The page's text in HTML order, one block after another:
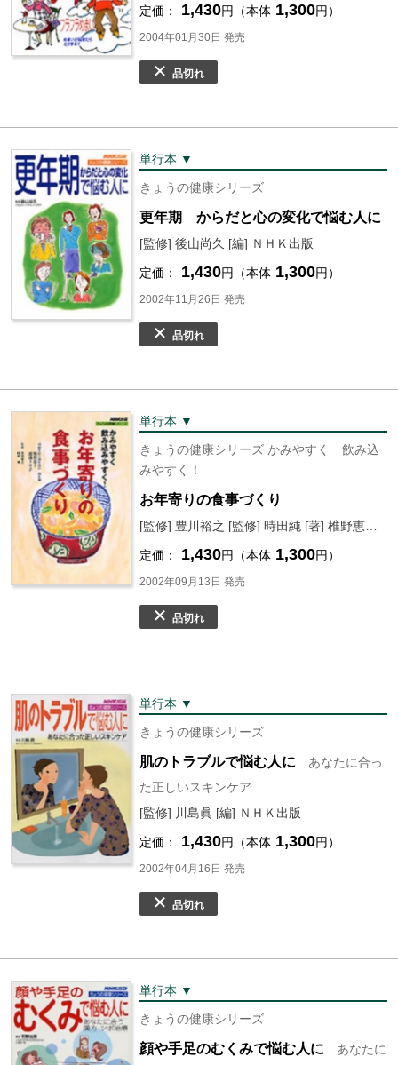
定価： 1,430円（本体 1,300円）
2004年01月30日 発売
品切れ
単行本 ▼
きょうの健康シリーズ
更年期 からだと心の変化で悩む人に
[監修] 後山尚久 [編] ＮＨＫ出版
定価： 1,430円（本体 1,300円）
2002年11月26日 発売
品切れ
単行本 ▼
きょうの健康シリーズ かみやすく 飲み込
みやすく！
お年寄りの食事づくり
定価： 1,430円（本体 1,300円）
2002年09月13日 発売
品切れ
単行本 ▼
きょうの健康シリーズ
肌のトラブルで悩む人に
あなたに合っ
た正しいスキンケア
[監修] 川島眞 [編] ＮＨＫ出版
定価： 1,430円（本体 1,300円）
2002年04月16日 発売
品切れ
単行本 ▼
きょうの健康シリーズ
顔や手足のむくみで悩む人に
あなたに